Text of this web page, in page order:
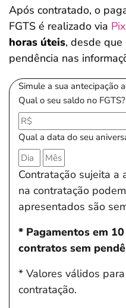
Após contratado, o
FGTS é realizado via Pix
horas úteis, desde que
pendência nas
Simule a sua antecipação
Qual o seu saldo no FGTS?
Qual a data do seu
Contratação sujeita a
na contratação
apresentados são
* Pagamentos em
contratos sem
* Valores válidos
contratação.